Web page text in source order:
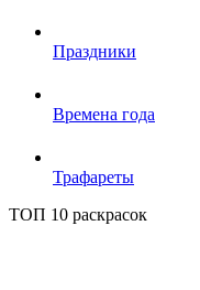
Праздники
Времена года
Трафареты
ТОП 10 раскрасок